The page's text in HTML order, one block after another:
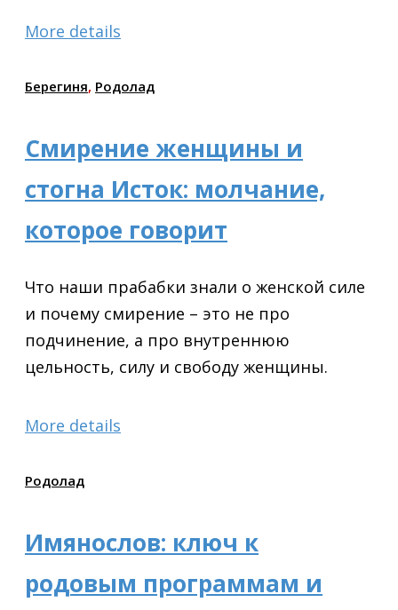
More details
Берегиня, Родолад
Смирение женщины и
стогна Исток: молчание,
которое говорит
Что наши прабабки знали о женской силе
и почему смирение – это не про
подчинение, а про внутреннюю
цельность, силу и свободу женщины.
More details
Родолад
Имянослов: ключ к
родовым программам и